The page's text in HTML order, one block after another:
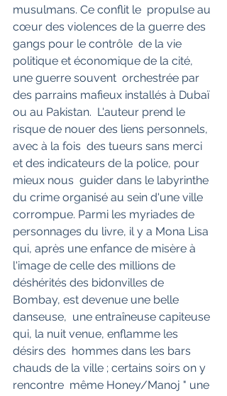
musulmans. Ce conflit le  propulse au
cœur des violences de la guerre des
gangs pour le contrôle  de la vie
politique et économique de la cité,
une guerre souvent  orchestrée par
des parrains mafieux installés à Dubaï
ou au Pakistan.  L'auteur prend le
risque de nouer des liens personnels,
avec à la fois  des tueurs sans merci
et des indicateurs de la police, pour
mieux nous  guider dans le labyrinthe
du crime organisé au sein d'une ville
corrompue. Parmi les myriades de
personnages du livre, il y a Mona Lisa
qui, après une enfance de misère à
l'image de celle des millions de
déshérités des bidonvilles de
Bombay, est devenue une belle
danseuse,  une entraîneuse capiteuse
qui, la nuit venue, enflamme les
désirs des  hommes dans les bars
chauds de la ville ; certains soirs on y
rencontre  même Honey/Manoj " une